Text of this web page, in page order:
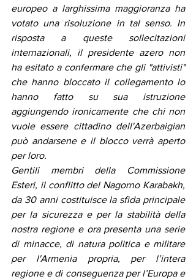
europeo a larghissima maggioranza ha
votato una risoluzione in tal senso. In
risposta a queste sollecitazioni
internazionali, il presidente azero non
ha esitato a confermare che gli "attivisti"
che hanno bloccato il collegamento lo
hanno fatto su sua istruzione
aggiungendo ironicamente che chi non
vuole essere cittadino dell'Azerbaigian
può andarsene e il blocco verrà aperto
per loro.
Gentili membri della Commissione
Esteri, il conflitto del Nagorno Karabakh,
da 30 anni costituisce la sfida principale
per la sicurezza e per la stabilità della
nostra regione e ora presenta una serie
di minacce, di natura politica e militare
per l'Armenia propria, per l’intera
regione e di conseguenza per l’Europa e